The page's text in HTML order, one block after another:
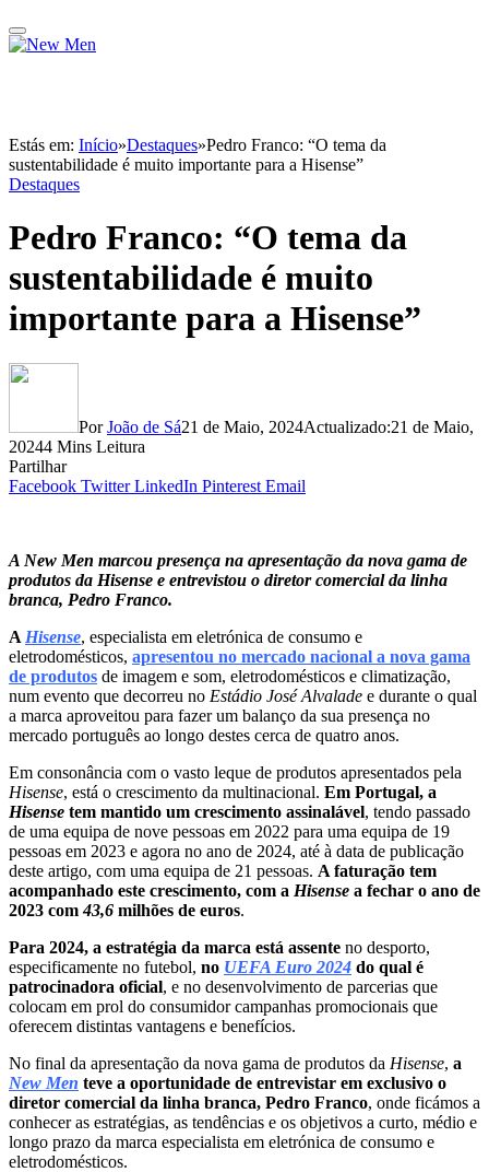
Estás em: Início»Destaques»Pedro Franco: “O tema da
sustentabilidade é muito importante para a Hisense”
Destaques
Pedro Franco: “O tema da
sustentabilidade é muito
importante para a Hisense”
Por João de Sá21 de Maio, 2024Actualizado:21 de Maio,
20244 Mins Leitura
Partilhar
Facebook Twitter LinkedIn Pinterest Email
A New Men marcou presença na apresentação da nova gama de
produtos da Hisense e entrevistou o diretor comercial da linha
branca, Pedro Franco.
A Hisense, especialista em eletrónica de consumo e
eletrodomésticos, apresentou no mercado nacional a nova gama
de produtos de imagem e som, eletrodomésticos e climatização,
num evento que decorreu no Estádio José Alvalade e durante o qual
a marca aproveitou para fazer um balanço da sua presença no
mercado português ao longo destes cerca de quatro anos.
Em consonância com o vasto leque de produtos apresentados pela
Hisense, está o crescimento da multinacional. Em Portugal, a
Hisense tem mantido um crescimento assinalável, tendo passado
de uma equipa de nove pessoas em 2022 para uma equipa de 19
pessoas em 2023 e agora no ano de 2024, até à data de publicação
deste artigo, com uma equipa de 21 pessoas. A faturação tem
acompanhado este crescimento, com a Hisense a fechar o ano de
2023 com43,6 milhões de euros.
Para 2024, a estratégia da marca está assente no desporto,
especificamente no futebol, no UEFA Euro 2024 do qual é
patrocinadora oficial, e no desenvolvimento de parcerias que
colocam em prol do consumidor campanhas promocionais que
oferecem distintas vantagens e benefícios.
No final da apresentação da nova gama de produtos da Hisense, a
New Men teve a oportunidade de entrevistar em exclusivo o
diretor comercial da linha branca, Pedro Franco, onde ficámos a
conhecer as estratégias, as tendências e os objetivos a curto, médio e
longo prazo da marca especialista em eletrónica de consumo e
eletrodomésticos.